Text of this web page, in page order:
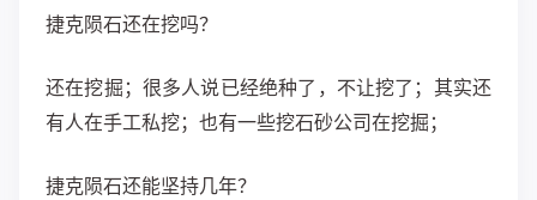
捷克陨石还在挖吗？
还在挖掘；很多人说已经绝种了，不让挖了；其实还
有人在手工私挖；也有一些挖石砂公司在挖掘；
捷克陨石还能坚持几年？